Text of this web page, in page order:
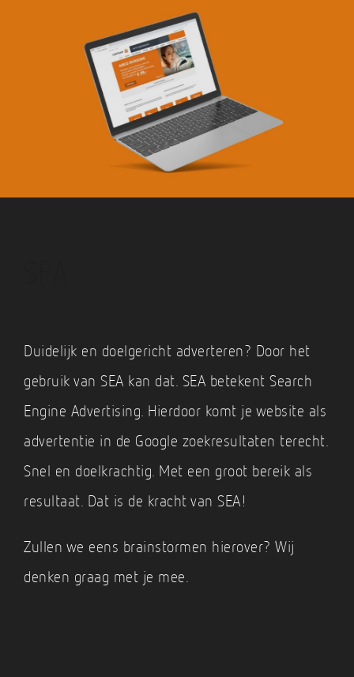
Duidelijk en doelgericht adverteren? Door het
gebruik van SEA kan dat. SEA betekent Search
Engine Advertising. Hierdoor komt je website als
advertentie in de Google zoekresultaten terecht.
Snel en doelkrachtig. Met een groot bereik als
resultaat. Dat is de kracht van SEA!
Zullen we eens brainstormen hierover? Wij
denken graag met je mee.